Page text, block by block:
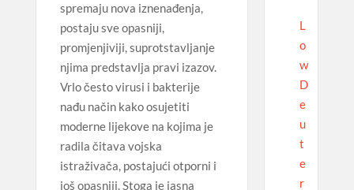
spremaju nova iznenađenja,
postaju sve opasniji,
promjenjiviji, suprotstavljanje
njima predstavlja pravi izazov.
Vrlo često virusi i bakterije
nađu način kako osujetiti
moderne lijekove na kojima je
radila čitava vojska
istraživača, postajući otporni i
još opasniji. Stoga je jasna
L
o
w
D
e
u
t
e
r